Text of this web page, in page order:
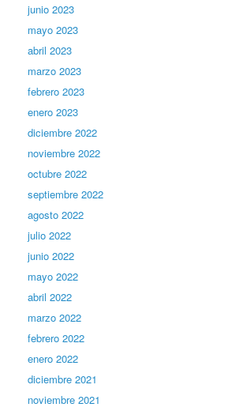
junio 2023
mayo 2023
abril 2023
marzo 2023
febrero 2023
enero 2023
diciembre 2022
noviembre 2022
octubre 2022
septiembre 2022
agosto 2022
julio 2022
junio 2022
mayo 2022
abril 2022
marzo 2022
febrero 2022
enero 2022
diciembre 2021
noviembre 2021